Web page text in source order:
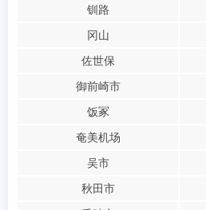
钏路
冈山
佐世保
御前崎市
饭冢
奄美机场
吴市
秋田市